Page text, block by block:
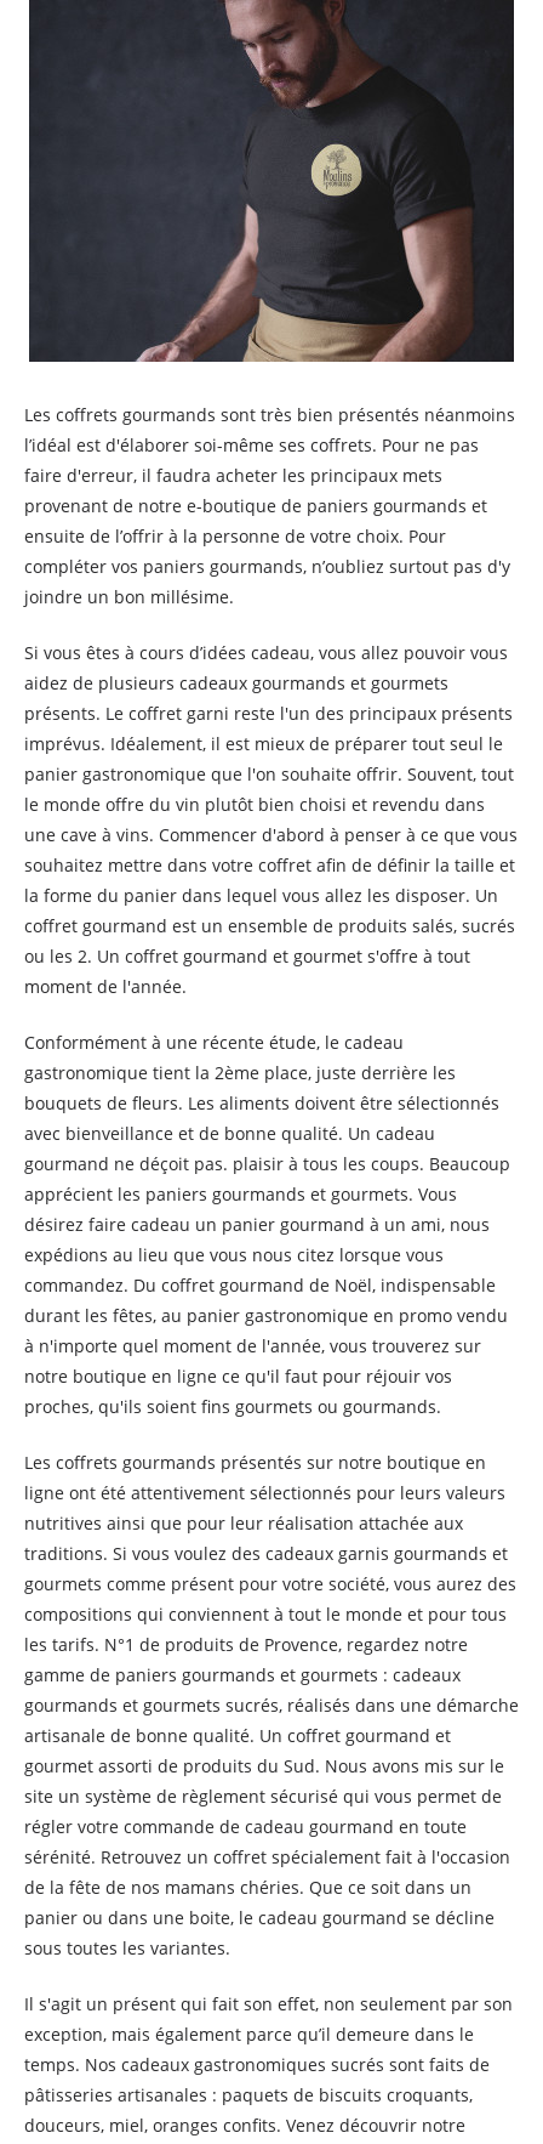
Les coffrets gourmands sont très bien présentés néanmoins
l’idéal est d'élaborer soi-même ses coffrets. Pour ne pas
faire d'erreur, il faudra acheter les principaux mets
provenant de notre e-boutique de paniers gourmands et
ensuite de l’offrir à la personne de votre choix. Pour
compléter vos paniers gourmands, n’oubliez surtout pas d'y
joindre un bon millésime.
Si vous êtes à cours d’idées cadeau, vous allez pouvoir vous
aidez de plusieurs cadeaux gourmands et gourmets
présents. Le coffret garni reste l'un des principaux présents
imprévus. Idéalement, il est mieux de préparer tout seul le
panier gastronomique que l'on souhaite offrir. Souvent, tout
le monde offre du vin plutôt bien choisi et revendu dans
une cave à vins. Commencer d'abord à penser à ce que vous
souhaitez mettre dans votre coffret afin de définir la taille et
la forme du panier dans lequel vous allez les disposer. Un
coffret gourmand est un ensemble de produits salés, sucrés
ou les 2. Un coffret gourmand et gourmet s'offre à tout
moment de l'année.
Conformément à une récente étude, le cadeau
gastronomique tient la 2ème place, juste derrière les
bouquets de fleurs. Les aliments doivent être sélectionnés
avec bienveillance et de bonne qualité. Un cadeau
gourmand ne déçoit pas. plaisir à tous les coups. Beaucoup
apprécient les paniers gourmands et gourmets. Vous
désirez faire cadeau un panier gourmand à un ami, nous
expédions au lieu que vous nous citez lorsque vous
commandez. Du coffret gourmand de Noël, indispensable
durant les fêtes, au panier gastronomique en promo vendu
à n'importe quel moment de l'année, vous trouverez sur
notre boutique en ligne ce qu'il faut pour réjouir vos
proches, qu'ils soient fins gourmets ou gourmands.
Les coffrets gourmands présentés sur notre boutique en
ligne ont été attentivement sélectionnés pour leurs valeurs
nutritives ainsi que pour leur réalisation attachée aux
traditions. Si vous voulez des cadeaux garnis gourmands et
gourmets comme présent pour votre société, vous aurez des
compositions qui conviennent à tout le monde et pour tous
les tarifs. N°1 de produits de Provence, regardez notre
gamme de paniers gourmands et gourmets : cadeaux
gourmands et gourmets sucrés, réalisés dans une démarche
artisanale de bonne qualité. Un coffret gourmand et
gourmet assorti de produits du Sud. Nous avons mis sur le
site un système de règlement sécurisé qui vous permet de
régler votre commande de cadeau gourmand en toute
sérénité. Retrouvez un coffret spécialement fait à l'occasion
de la fête de nos mamans chéries. Que ce soit dans un
panier ou dans une boite, le cadeau gourmand se décline
sous toutes les variantes.
Il s'agit un présent qui fait son effet, non seulement par son
exception, mais également parce qu’il demeure dans le
temps. Nos cadeaux gastronomiques sucrés sont faits de
pâtisseries artisanales : paquets de biscuits croquants,
douceurs, miel, oranges confits. Venez découvrir notre